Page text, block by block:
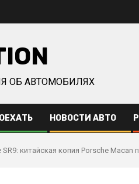
ОБ АВТОМОБИЛЯХ
НОВОСТИ АВТО
SR9: китайская копия Porsche